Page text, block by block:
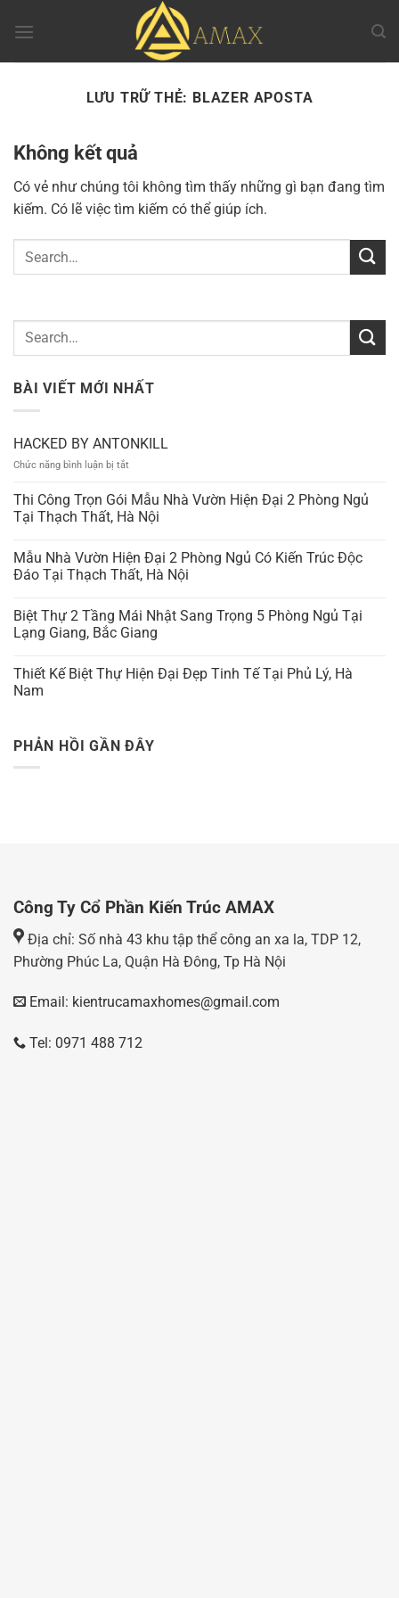
đến
LƯU TRỮ THẺ: BLAZER APOSTA
Không kết quả
Có vẻ như chúng tôi không tìm thấy những gì bạn đang tìm
kiếm. Có lẽ việc tìm kiếm có thể giúp ích.
BÀI VIẾT MỚI NHẤT
HACKED BY ANTONKILL
Chức năng bình luận bị tắt
BY
ANTONKILL
Thi Công Trọn Gói Mẫu Nhà Vườn Hiện Đại 2 Phòng Ngủ
Tại Thạch Thất, Hà Nội
Mẫu Nhà Vườn Hiện Đại 2 Phòng Ngủ Có Kiến Trúc Độc
Đáo Tại Thạch Thất, Hà Nội
Biệt Thự 2 Tầng Mái Nhật Sang Trọng 5 Phòng Ngủ Tại
Lạng Giang, Bắc Giang
Thiết Kế Biệt Thự Hiện Đại Đẹp Tinh Tế Tại Phủ Lý, Hà
Nam
PHẢN HỒI GẦN ĐÂY
Công Ty Cổ Phần Kiến Trúc AMAX
Địa chỉ: Số nhà 43 khu tập thể công an xa la, TDP 12,
Phường Phúc La, Quận Hà Đông, Tp Hà Nội
Email: kientrucamaxhomes@gmail.com
Tel: 0971 488 712